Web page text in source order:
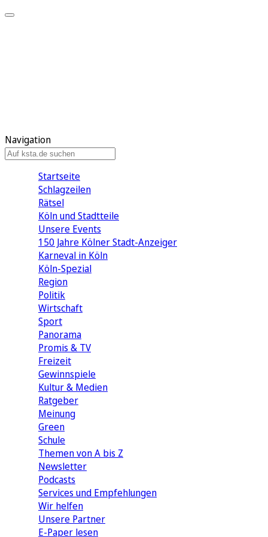
Navigation
Startseite
Schlagzeilen
Rätsel
Köln und Stadtteile
Unsere Events
150 Jahre Kölner Stadt-Anzeiger
Karneval in Köln
Köln-Spezial
Region
Politik
Wirtschaft
Sport
Panorama
Promis & TV
Freizeit
Gewinnspiele
Kultur & Medien
Ratgeber
Meinung
Green
Schule
Themen von A bis Z
Newsletter
Podcasts
Services und Empfehlungen
Wir helfen
Unsere Partner
E-Paper lesen